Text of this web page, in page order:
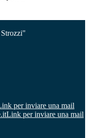
per inviare una mail
Link per inviare una mail